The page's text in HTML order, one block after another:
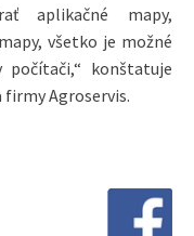
aplikačné mapy,
všetko je možné
konštatuje
firmy Agroservis.